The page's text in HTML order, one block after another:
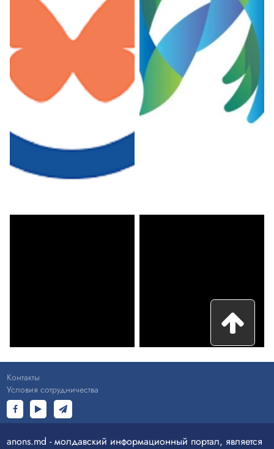
Контакты
Условия сотрудничества
anons.md - молдавский информационный портал, является